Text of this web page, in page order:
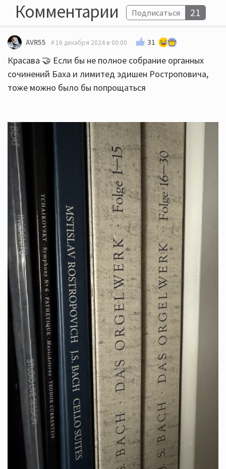
Комментарии Подписаться 21
AVR55 16 декабря 2024 в 00:00 31
Красава 🤝 Если бы не полное собрание органных
сочинений Баха и лимитед эдишен Ростроповича,
тоже можно было бы попрощаться